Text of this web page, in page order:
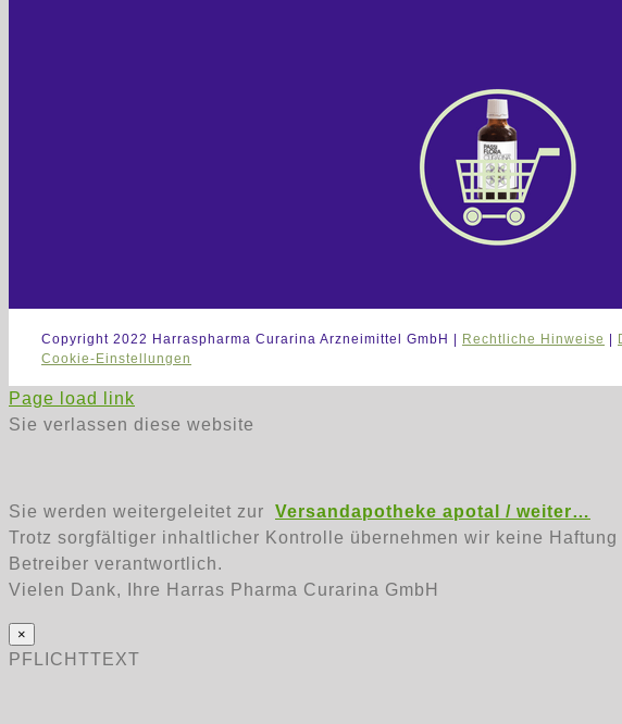
Copyright 2022 Harraspharma Curarina Arzneimittel GmbH | Rechtliche Hinweise |
Cookie-Einstellungen
Page load link
Sie verlassen diese website
Sie werden weitergeleitet zur Versandapotheke apotal / weiter…
Trotz sorgfältiger inhaltlicher Kontrolle übernehmen wir keine
Betreiber verantwortlich.
Vielen Dank, Ihre Harras Pharma Curarina GmbH
×
PFLICHTTEXT